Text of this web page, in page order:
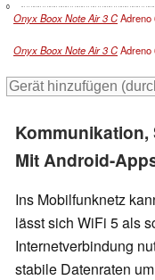
0
Onyx Boox Note Air 3 CAdreno
Onyx Boox Note Air 3 CAdreno
Mit Android-
Ins Mobilfunknetz
lässt sich WiFi 5 als
Internetverbindung
stabile Datenraten